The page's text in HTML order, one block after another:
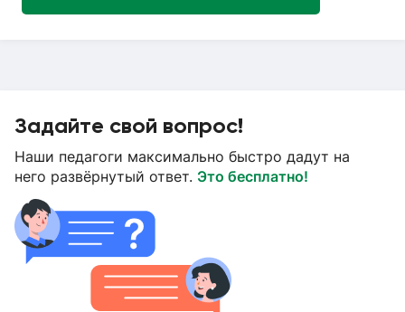
Задайте свой вопрос!
Наши педагоги максимально быстро дадут на
него развёрнутый ответ. Это бесплатно!